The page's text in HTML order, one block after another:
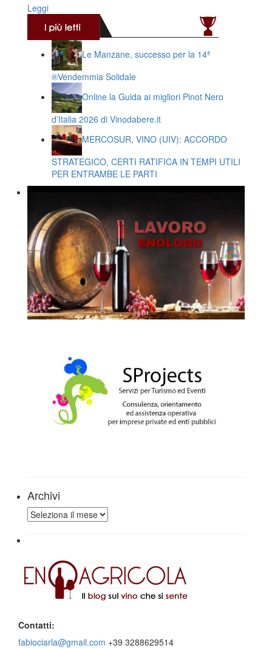
Leggi
Le Manzane, successo per la 14ª
®️Vendemmia Solidale
Online la Guida ai migliori Pinot Nero
d’Italia 2026 di Vinodabere.it
MERCOSUR, VINO (UIV): ACCORDO
STRATEGICO, CERTI RATIFICA IN TEMPI UTILI
PER ENTRAMBE LE PARTI
Archivi
Archivi
Contatti:
fabiociarla@gmail.com +39 3288629514